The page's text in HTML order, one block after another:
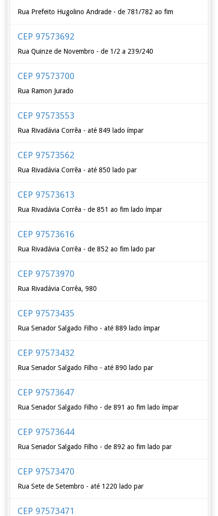
Rua Prefeito Hugolino Andrade - de 781/782 ao fim
CEP 97573692
Rua Quinze de Novembro - de 1/2 a 239/240
CEP 97573700
Rua Ramon Jurado
CEP 97573553
Rua Rivadávia Corrêa - até 849 lado ímpar
CEP 97573562
Rua Rivadávia Corrêa - até 850 lado par
CEP 97573613
Rua Rivadávia Corrêa - de 851 ao fim lado ímpar
CEP 97573616
Rua Rivadávia Corrêa - de 852 ao fim lado par
CEP 97573970
Rua Rivadávia Corrêa, 980
CEP 97573435
Rua Senador Salgado Filho - até 889 lado ímpar
CEP 97573432
Rua Senador Salgado Filho - até 890 lado par
CEP 97573647
Rua Senador Salgado Filho - de 891 ao fim lado ímpar
CEP 97573644
Rua Senador Salgado Filho - de 892 ao fim lado par
CEP 97573470
Rua Sete de Setembro - até 1220 lado par
CEP 97573471